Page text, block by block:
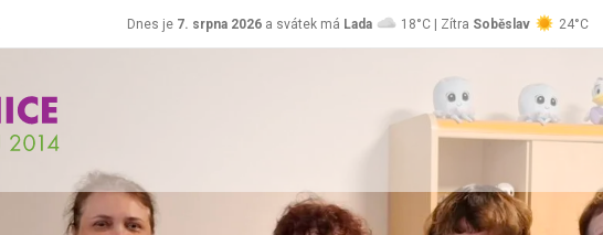
Dnes je 7. srpna 2026 a svátek má Lada 18°C | Zítra Soběslav 24°C